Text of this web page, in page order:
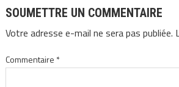
SOUMETTRE UN COMMENTAIRE
Votre adresse e-mail ne sera pas publiée.
Commentaire *